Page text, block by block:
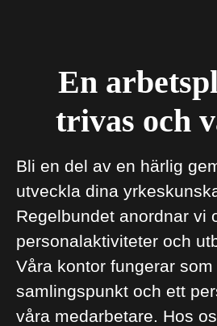
En
trivas och
Bli en del av en härlig
utveckla dina
Regelbundet anordnar vi
personalaktiviteter och
Våra kontor fungerar som
samlingspunkt och ett
våra medarbetare. Hos